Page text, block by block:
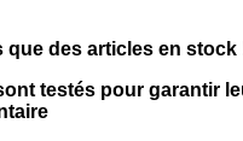
que des articles en stock
testés pour garantir